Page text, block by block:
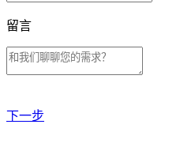
留言
下一步